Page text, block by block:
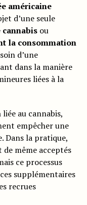
américaine
d’une seule
cannabisou
la consommation
d’une
dans la manière
liées à la
au cannabis,
empêcher une
Dans la pratique,
même acceptés
ce processus
supplémentaires
recrues